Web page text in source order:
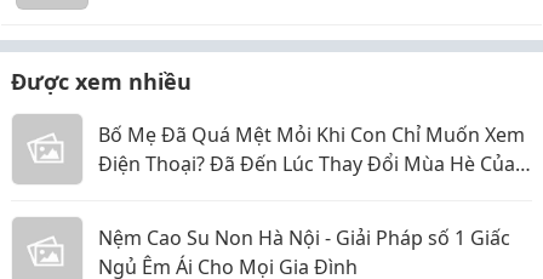
Được xem nhiều
Bố Mẹ Đã Quá Mệt Mỏi Khi Con Chỉ Muốn Xem
Điện Thoại? Đã Đến Lúc Thay Đổi Mùa Hè Của
Nệm Cao Su Non Hà Nội - Giải Pháp số 1 Giấc
Ngủ Êm Ái Cho Mọi Gia Đình